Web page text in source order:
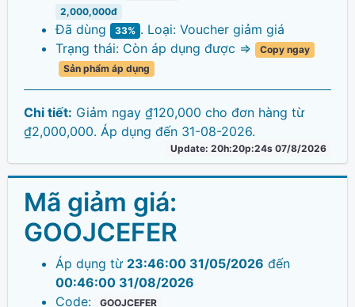
2,000,000đ
Đã dùng 33% . Loại: Voucher giảm giá
Trạng thái: Còn áp dụng được =>
Copy ngay
Sản phẩm áp dụng
Chi tiết: Giảm ngay ₫120,000 cho đơn hàng từ
₫2,000,000. Áp dụng đến 31-08-2026.
Update: 20h:20p:24s 07/8/2026
Mã giảm giá:
GOOJCEFER
Áp dụng từ 23:46:00 31/05/2026 đến
00:46:00 31/08/2026
Code:
GOOJCEFER